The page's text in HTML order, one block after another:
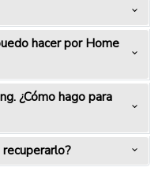
hacer por Home
¿Cómo hago para